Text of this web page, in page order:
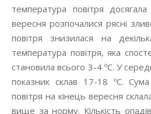
температура повітря
вересня розпочалися рясні
повітря знизилася на
температура повітря, яка
становила всього 3-4 ºС. У
показник склав 17-18 ºС.
повітря на кінець вересня
вище за норму. Кількість